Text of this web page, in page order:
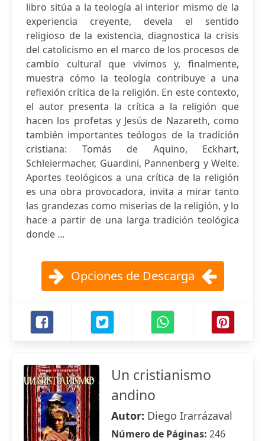
libro sitúa a la teología al interior mismo de la
experiencia creyente, devela el sentido
religioso de la existencia, diagnostica la crisis
del catolicismo en el marco de los procesos de
cambio cultural que vivimos y, finalmente,
muestra cómo la teología contribuye a una
reflexión crítica de la religión. En este contexto,
el autor presenta la crítica a la religión que
hacen los profetas y Jesús de Nazareth, como
también importantes teólogos de la tradición
cristiana: Tomás de Aquino, Eckhart,
Schleiermacher, Guardini, Pannenberg y Welte.
Aportes teológicos a una crítica de la religión
es una obra provocadora, invita a mirar tanto
las grandezas como miserias de la religión, y lo
hace a partir de una larga tradición teológica
donde ...
Opciones de Descarga
Un cristianismo
andino
Autor: Diego Irarrázaval
Número de Páginas: 246